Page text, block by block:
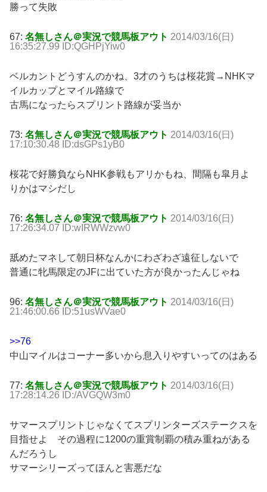
勝って失敗
67: 名無しさん＠実況で競馬板アウト 2014/03/16(日)
16:35:27.99 ID:QGHPjYiw0
ベルカントどうすんのかね、3才のうちは桜花賞→NHKマ
イルカップとマイル路線で
古馬になったらスプリント路線が妥当か
73: 名無しさん＠実況で競馬板アウト 2014/03/16(日)
17:10:30.48 ID:dsGPs1yB0
桜花で好勝負ならNHK参戦もアリかもね、間隔も皐月よ
りかはマシだし
76: 名無しさん＠実況で競馬板アウト 2014/03/16(日)
17:26:34.07 ID:wIRWWzvw0
舐めたマネして朝日杯なんかにわざわざ遠征しないで
普通に牝馬限定のJFに出ていた方が良かったんじゃね
96: 名無しさん＠実況で競馬板アウト 2014/03/16(日)
21:46:00.66 ID:51usWVae0
>>76
中山マイルはコーナー多いから息入りやすいってのはある
77: 名無しさん＠実況で競馬板アウト 2014/03/16(日)
17:28:14.26 ID:/AVGQW3m0
サマースプリントじゃなくてスプリンターズステークスを
目指せよ その過程に1200の重賞制覇の積み重ねがある
んだろうし
サマーシリーズってほんと害悪だな